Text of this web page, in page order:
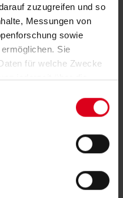
zuzugreifen und so
Messungen von
sowie
Sie
für welche Zwecke
jederzeit über die
Lage